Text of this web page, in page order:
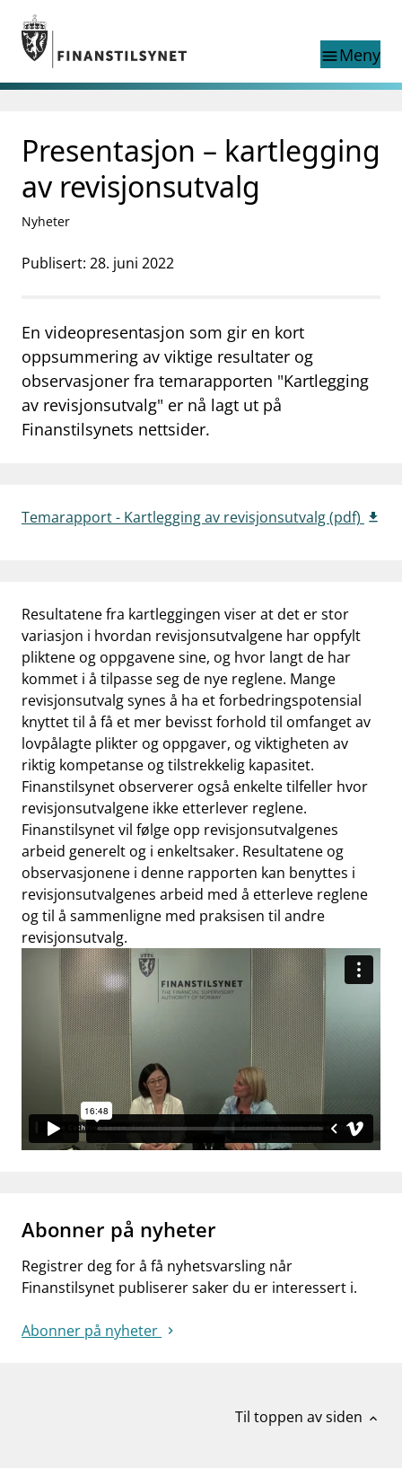
Gå til hovedinnhold
Gå til søkesiden
menuMeny
nettstedet
language
English
exist in English
English home page
Aktuelt
Finanstilsynets registre
businessOm Finanstilsynet
mail_outlineKontakt oss
work_outlineJobb hos oss
Abonner på nyhetsvarsel
Presentasjon – kartlegging
av revisjonsutvalg
Nyheter
Publisert: 28. juni 2022
En videopresentasjon som gir en kort
oppsummering av viktige resultater og
observasjoner fra temarapporten "Kartlegging
av revisjonsutvalg" er nå lagt ut på
Finanstilsynets nettsider.
Temarapport - Kartlegging av revisjonsutvalg (pdf)
Resultatene fra kartleggingen viser at det er stor
variasjon i hvordan revisjonsutvalgene har oppfylt
pliktene og oppgavene sine, og hvor langt de har
kommet i å tilpasse seg de nye reglene. Mange
revisjonsutvalg synes å ha et forbedringspotensial
knyttet til å få et mer bevisst forhold til omfanget av
lovpålagte plikter og oppgaver, og viktigheten av
riktig kompetanse og tilstrekkelig kapasitet.
Finanstilsynet observerer også enkelte tilfeller hvor
revisjonsutvalgene ikke etterlever reglene.
Finanstilsynet vil følge opp revisjonsutvalgenes
arbeid generelt og i enkeltsaker. Resultatene og
observasjonene i denne rapporten kan benyttes i
revisjonsutvalgenes arbeid med å etterleve reglene
og til å sammenligne med praksisen til andre
revisjonsutvalg.
Abonner på nyheter
Registrer deg for å få nyhetsvarsling når
Finanstilsynet publiserer saker du er interessert i.
Abonner på nyheter
Til toppen av siden expand_less